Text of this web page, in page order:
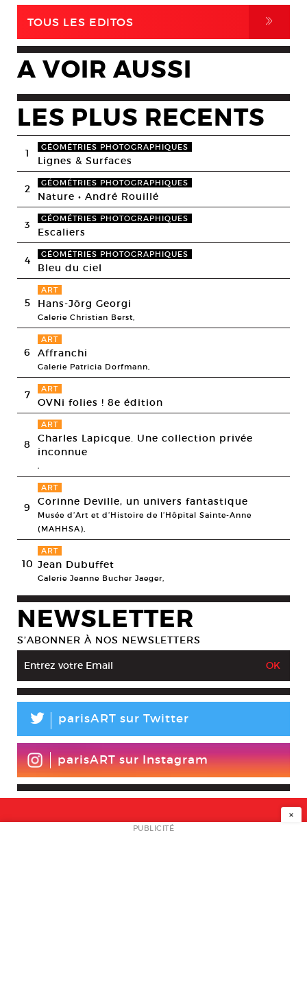
TOUS LES EDITOS ,
A VOIR AUSSI
LES PLUS RECENTS
1 GÉOMÉTRIES PHOTOGRAPHIQUES
Lignes & Surfaces
2 GÉOMÉTRIES PHOTOGRAPHIQUES
Nature • André Rouillé
3 GÉOMÉTRIES PHOTOGRAPHIQUES
Escaliers
4 GÉOMÉTRIES PHOTOGRAPHIQUES
Bleu du ciel
5
ART
Hans-Jörg Georgi
Galerie Christian Berst,
6
ART
Affranchi
Galerie Patricia Dorfmann,
7 ART
OVNi folies ! 8e édition
8
ART
Charles Lapicque. Une collection privée
inconnue
,
9
ART
Corinne Deville, un univers fantastique
Musée d’Art et d’Histoire de l’Hôpital Sainte-Anne
(MAHHSA),
10
ART
Jean Dubuffet
Galerie Jeanne Bucher Jaeger,
NEWSLETTER
S’ABONNER À NOS NEWSLETTERS
L parisART sur Twitter
parisART sur Instagram
NEWSLETTER
×
PUBLICITÉ